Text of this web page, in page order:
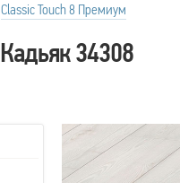
Classic Touch 8 Премиум
34308